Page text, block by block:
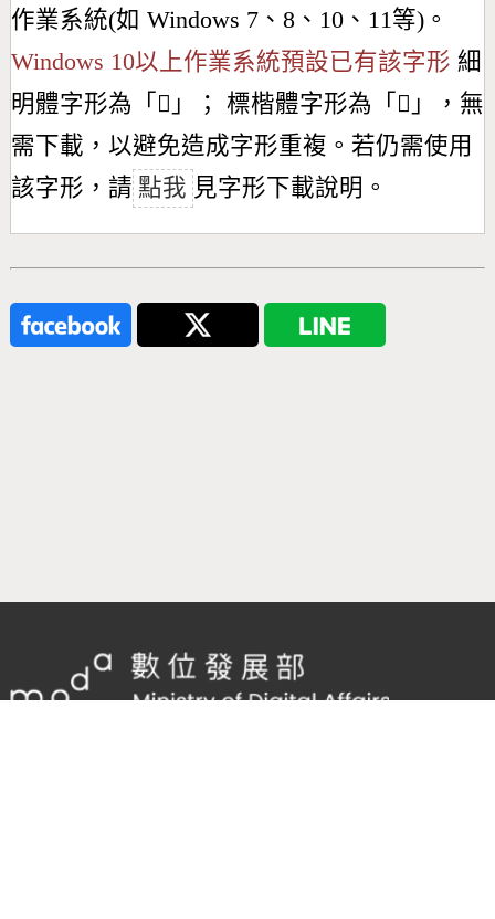
作業系統(如 Windows 7、8、10、11等)。
Windows 10以上作業系統預設已有該字形 細
明體字形為「 𪫆 」； 標楷體字形為「 𪫆 」，無
需下載，以避免造成字形重複。若仍需使用
該字形，請 點我 見字形下載說明。